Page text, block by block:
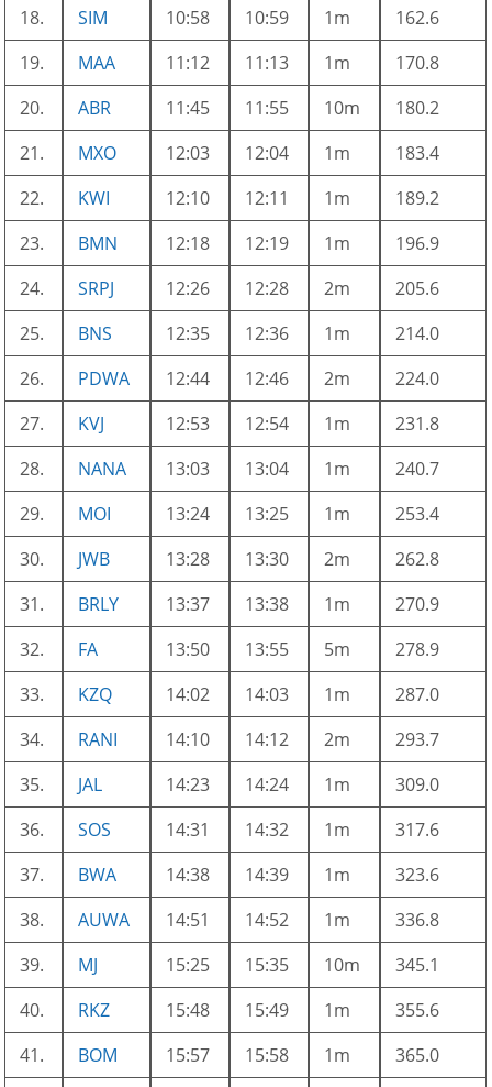
18.
SIM 10:58 10:59 1m
162.6
19.
MAA 11:12 11:13 1m
170.8
20.
ABR 11:45 11:55 10m
180.2
21.
MXO 12:03 12:04 1m
183.4
22.
KWI 12:10 12:11 1m
189.2
23.
BMN 12:18 12:19 1m
196.9
24.
SRPJ 12:26 12:28 2m
205.6
25.
BNS 12:35 12:36 1m
214.0
26.
PDWA 12:44 12:46 2m
224.0
27.
KVJ 12:53 12:54 1m
231.8
28.
NANA 13:03 13:04 1m
240.7
29.
MOI 13:24 13:25 1m
253.4
30.
JWB 13:28 13:30 2m
262.8
31.
BRLY 13:37 13:38 1m
270.9
32.
FA 13:50 13:55 5m
278.9
33.
KZQ 14:02 14:03 1m
287.0
34.
RANI 14:10 14:12 2m
293.7
35.
JAL 14:23 14:24 1m
309.0
36.
SOS 14:31 14:32 1m
317.6
37.
BWA 14:38 14:39 1m
323.6
38.
AUWA 14:51 14:52 1m
336.8
39.
MJ 15:25 15:35 10m
345.1
40.
RKZ 15:48 15:49 1m
355.6
41.
BOM 15:57 15:58 1m
365.0